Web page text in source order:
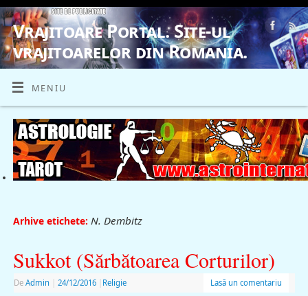
Vrajitoare Portal. Site-ul
vrajitoarelor din Romania.
VRAJITOARE, VRAJITOARELE, VRAJITOARE
MENIU
Arhive etichete: N. Dembitz
Sukkot (Sărbătoarea Corturilor)
De Admin 24/12/2016 Religie Lasă un comentariu